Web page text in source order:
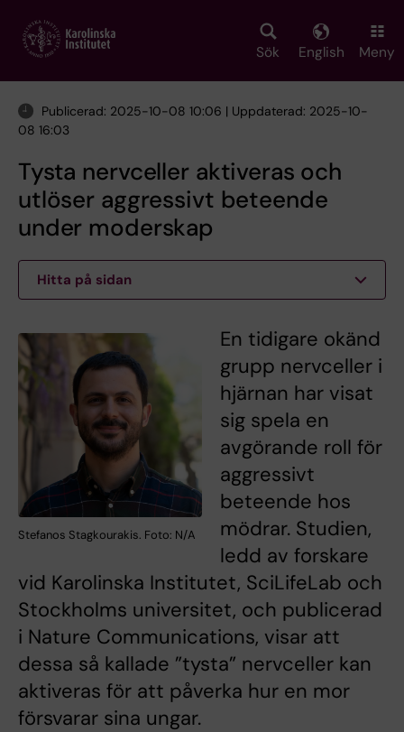
main
Sök English Meny
Publicerad: 2025-10-08 10:06 | Uppdaterad: 2025-10-
08 16:03
Tysta nervceller aktiveras och
utlöser aggressivt beteende
under moderskap
Hitta på sidan
Stefanos Stagkourakis. Foto: N/A
En tidigare okänd
grupp nervceller i
hjärnan har visat
sig spela en
avgörande roll för
aggressivt
beteende hos
mödrar. Studien,
ledd av forskare
vid Karolinska Institutet, SciLifeLab och
Stockholms universitet, och publicerad
i Nature Communications, visar att
dessa så kallade ”tysta” nervceller kan
aktiveras för att påverka hur en mor
försvarar sina ungar.